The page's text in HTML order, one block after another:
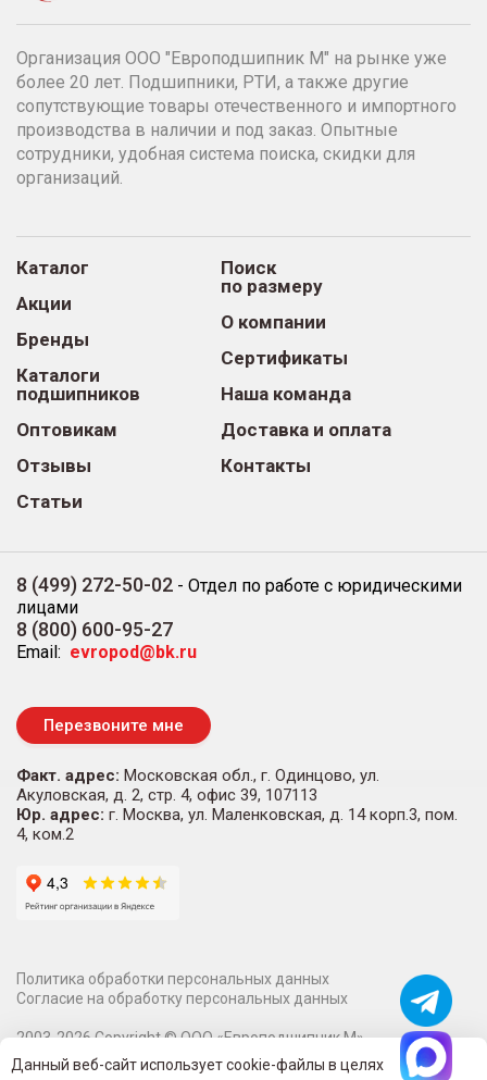
Организация ООО "Европодшипник М" на рынке уже
более 20 лет. Подшипники, РТИ, а также другие
сопутствующие товары отечественного и импортного
производства в наличии и под заказ. Опытные
сотрудники, удобная система поиска, скидки для
организаций.
Каталог
Акции
Бренды
Каталоги
подшипников
Оптовикам
Отзывы
Статьи
Поиск
по размеру
О компании
Сертификаты
Наша команда
Доставка и оплата
Контакты
8 (499) 272-50-02 - Отдел по работе с юридическими
лицами
8 (800) 600-95-27
Email: evropod@bk.ru
Перезвоните мне
Факт. адрес: Московская обл., г. Одинцово, ул.
Акуловская, д. 2, стр. 4, офис 39, 107113
Юр. адрес: г. Москва, ул. Маленковская, д. 14 корп.3, пом.
4, ком.2
Политика обработки персональных данных
Согласие на обработку персональных данных
2003-2026Copyright ©ООО «Европодшипник М»
Информация на сайте о технических характеристиках,
Данный веб-сайт использует cookie-файлы в целях